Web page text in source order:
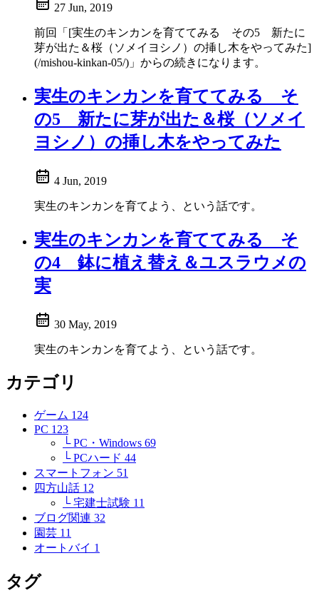
27 Jun, 2019
前回「[実生のキンカンを育ててみる その5 新たに
芽が出た＆桜（ソメイヨシノ）の挿し木をやってみた]
(/mishou-kinkan-05/)」からの続きになります。
実生のキンカンを育ててみる そ
の5 新たに芽が出た＆桜（ソメイ
ヨシノ）の挿し木をやってみた
4 Jun, 2019
実生のキンカンを育てよう、という話です。
実生のキンカンを育ててみる そ
の4 鉢に植え替え＆ユスラウメの
実
30 May, 2019
実生のキンカンを育てよう、という話です。
カテゴリ
ゲーム 124
PC 123
└ PC・Windows 69
└ PCハード 44
スマートフォン 51
四方山話 12
└ 宅建士試験 11
ブログ関連 32
園芸 11
オートバイ 1
タグ